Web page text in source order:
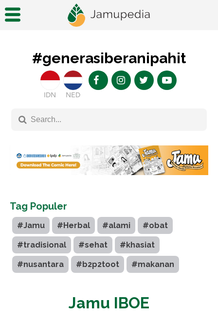
#generasiberanipahit
IDN NED
Tag Populer
#Jamu #Herbal #alami #obat
#tradisional #sehat #khasiat
#nusantara #b2p2toot #makanan
Jamu IBOE